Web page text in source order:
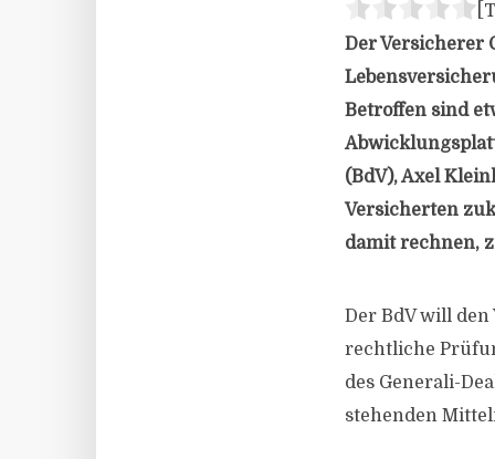
Der Versicherer
Betroffen sind
(BdV), Axel
Versicherten
damit rechnen,
Der BdV will
rechtliche
des Generali-
stehenden